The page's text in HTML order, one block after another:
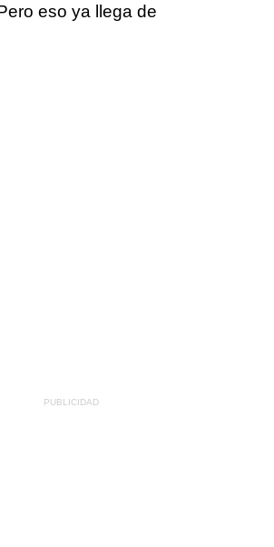
eso ya llega de